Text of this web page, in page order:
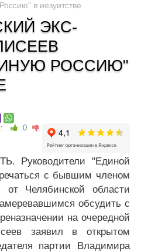
в иезуитстве
ЭКС-
РОССИЮ"
0
Руководители "Единой
с бывшим членом
Челябинской области
обсудить с
на очередной
заявил в открытом
партии Владимира